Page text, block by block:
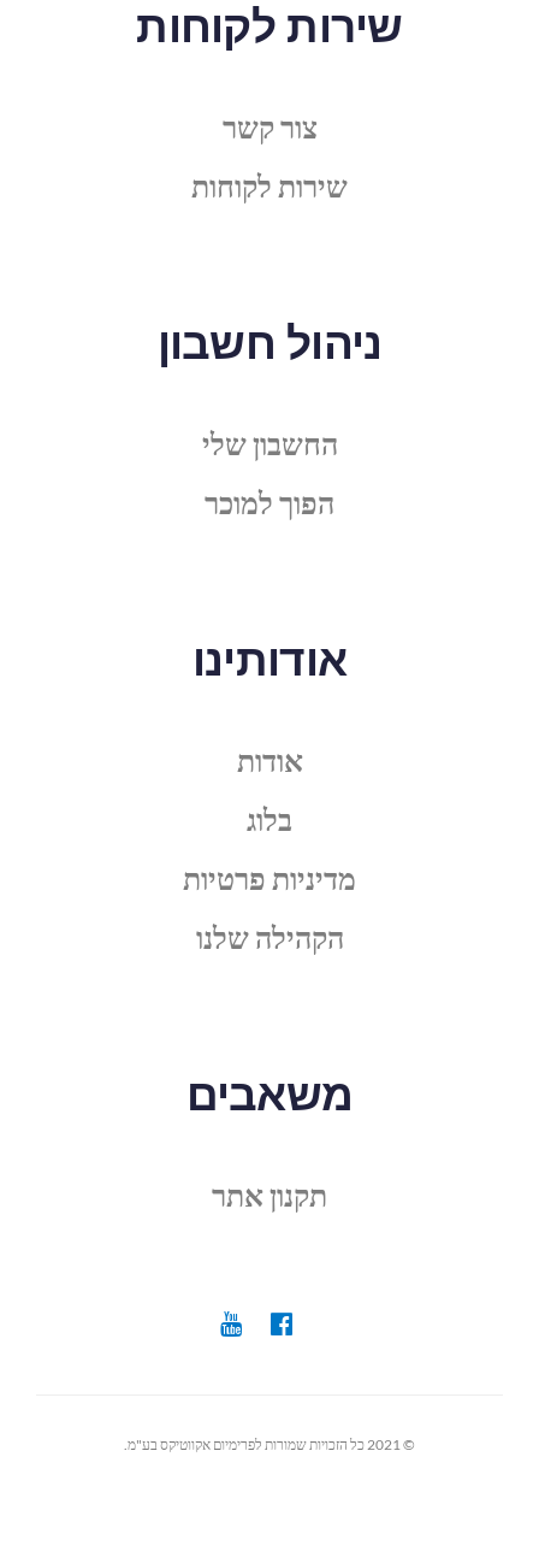
שירות לקוחות
צור קשר
שירות לקוחות
ניהול חשבון
החשבון שלי
הפוך למוכר
אודותינו
אודות
בלוג
מדיניות פרטיות
הקהילה שלנו
משאבים
תקנון אתר
© 2021 כל הזכויות שמורות לפרימיום אקווטיקס בע"מ.